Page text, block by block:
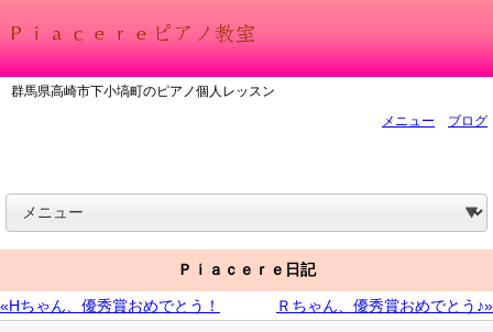
群馬県高崎市下小塙町のピアノ個人レッスン
メニュー
ブログ
Ｐｉａｃｅｒｅ日記
«Hちゃん、優秀賞おめでとう！ Ｒちゃん、優秀賞おめでとう♪»